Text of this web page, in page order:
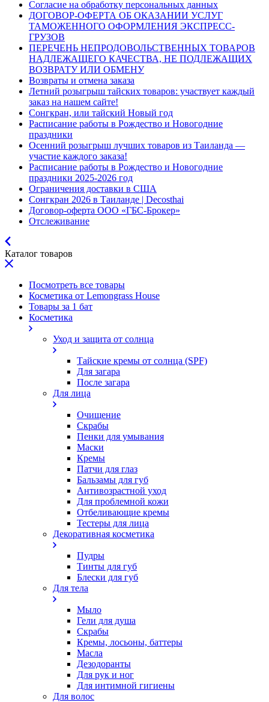
Согласие на обработку персональных данных
ДОГОВОР-ОФЕРТА ОБ ОКАЗАНИИ УСЛУГ
ТАМОЖЕННОГО ОФОРМЛЕНИЯ ЭКСПРЕСС-
ГРУЗОВ
ПЕРЕЧЕНЬ НЕПРОДОВОЛЬСТВЕННЫХ ТОВАРОВ
НАДЛЕЖАЩЕГО КАЧЕСТВА, НЕ ПОДЛЕЖАЩИХ
ВОЗВРАТУ ИЛИ ОБМЕНУ
Возвраты и отмена заказа
Летний розыгрыш тайских товаров: участвует каждый
заказ на нашем сайте!
Сонгкран, или тайский Новый год
Расписание работы в Рождество и Новогодние
праздники
Осенний розыгрыш лучших товаров из Таиланда —
участие каждого заказа!
Расписание работы в Рождество и Новогодние
праздники 2025-2026 год
Ограничения доставки в США
Сонгкран 2026 в Таиланде | Decosthai
Договор-оферта ООО «ГБС-Брокер»
Отслеживание
Каталог товаров
Посмотреть все товары
Косметика от Lemongrass House
Товары за 1 бат
Косметика
Уход и защита от солнца
Тайские кремы от солнца (SPF)
Для загара
После загара
Для лица
Очищение
Скрабы
Пенки для умывания
Маски
Кремы
Патчи для глаз
Бальзамы для губ
Антивозрастной уход
Для проблемной кожи
Oтбеливающие кремы
Тестеры для лица
Декоративная косметика
Пудры
Тинты для губ
Блески для губ
Для тела
Мыло
Гели для душа
Скрабы
Кремы, лосьоны, баттеры
Масла
Дезодоранты
Для рук и ног
Для интимной гигиены
Для волос